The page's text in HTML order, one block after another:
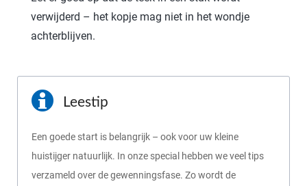
verwijderd – het kopje mag niet in het wondje
achterblijven.
Leestip
Een goede start is belangrijk – ook voor uw kleine
huistijger natuurlijk. In onze special hebben we veel tips
verzameld over de gewenningsfase. Zo wordt de